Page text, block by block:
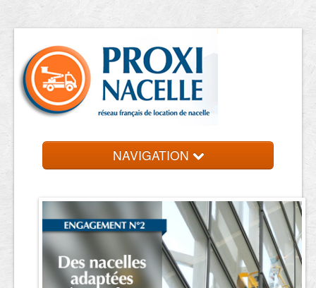
NAVIGATION
Location de nacelle
Contact et devis